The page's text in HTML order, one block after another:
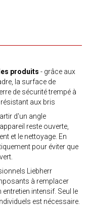
produits - grâce aux
la surface de
de sécurité trempé à
aux bris
d'un angle
reste ouverte,
et le nettoyage. En
pour éviter que
Liebherr
à remplacer
intensif. Seul le
est nécessaire.